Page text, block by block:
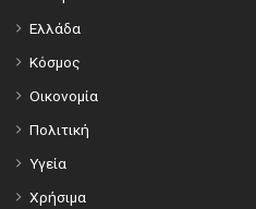
Ελλάδα
Κόσμος
Οικονομία
Πολιτική
Υγεία
Χρήσιμα